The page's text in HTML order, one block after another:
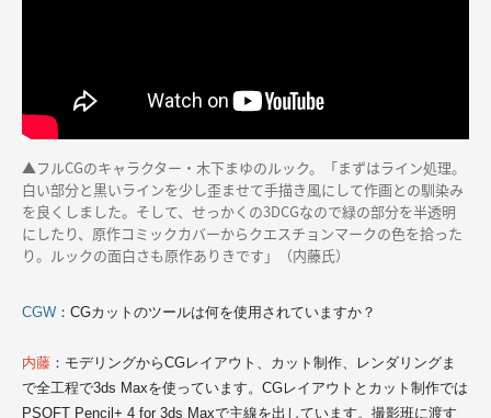
▲フルCGのキャラクター・木下まゆのルック。「まずはライン処理。
白い部分と黒いラインを少し歪ませて手描き風にして作画との馴染み
を良くしました。そして、せっかくの3DCGなので緑の部分を半透明
にしたり、原作コミックカバーからクエスチョンマークの色を拾った
り。ルックの面白さも原作ありきです」（内藤氏）
CGW ：CGカットのツールは何を使用されていますか？
内藤 ：モデリングからCGレイアウト、カット制作、レンダリングま
で全工程で3ds Maxを使っています。CGレイアウトとカット制作では
PSOFT Pencil+ 4 for 3ds Maxで主線を出しています。撮影班に渡す